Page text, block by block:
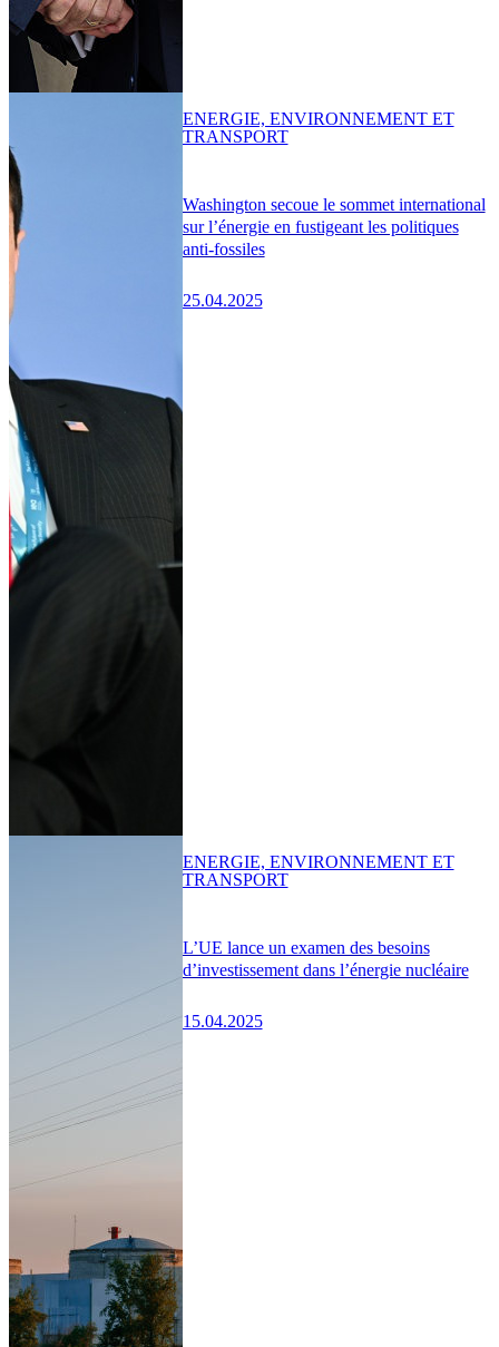
Washington secoue le sommet international
sur l’énergie en fustigeant les politiques
anti-fossiles
25.04.2025
ENERGIE, ENVIRONNEMENT ET
TRANSPORT
L’UE lance un examen des besoins
d’investissement dans l’énergie nucléaire
15.04.2025
ENERGIE, ENVIRONNEMENT ET
TRANSPORT